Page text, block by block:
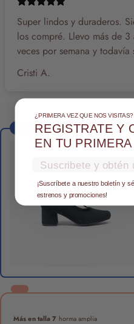
Super lindos y duraderos.
los compré. Llevo más de
veces por semana y todavía
Cristi A.
Desbloquea
Más en talla 7 horma amplia
¿PRIMERA VEZ QUE NOS VISITAS?
REGISTRATE Y
EN TU
Email
¡Suscríbete a nuestro boletín y
estrenos y promociones!